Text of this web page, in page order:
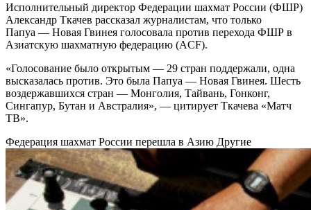
Исполнительный директор Федерации шахмат России (ФШР)
Александр Ткачев рассказал журналистам, что только
Папуа — Новая Гвинея голосовала против перехода ФШР в
Азиатскую шахматную федерацию (ACF).
«Голосование было открытым — 29 стран поддержали, одна
высказалась против. Это была Папуа — Новая Гвинея. Шесть
воздержавшихся стран — Монголия, Тайвань, Гонконг,
Сингапур, Бутан и Австралия», — цитирует Ткачева «Матч
ТВ».
Федерация шахмат России перешла в Азию Другие